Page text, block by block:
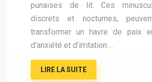
punaises de lit. Ces
discrets et nocturnes,
transformer un havre de paix
d’anxiété et d’irritation….
LIRE LA SUITE